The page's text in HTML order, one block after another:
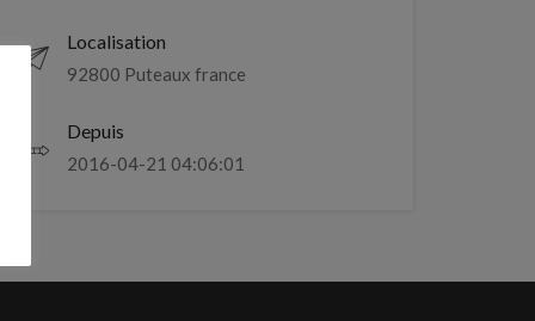
Localisation
92800 Puteaux france
Depuis
2016-04-21 04:06:01